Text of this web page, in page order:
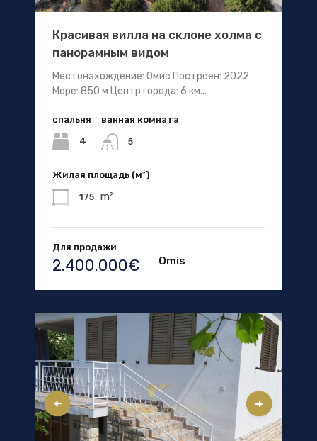
Красивая вилла на склоне холма с
панорамным видом
Местонахождение: Омис Построен: 2022
Море: 850 м Центр города: 6 км...
спальня
4
ванная комната
5
Жилая площадь (м²)
175 m²
Для продажи
2.400.000€ Omis